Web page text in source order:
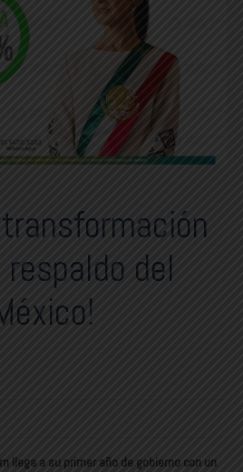
transformación
del
llega a su primer año de gobierno con un